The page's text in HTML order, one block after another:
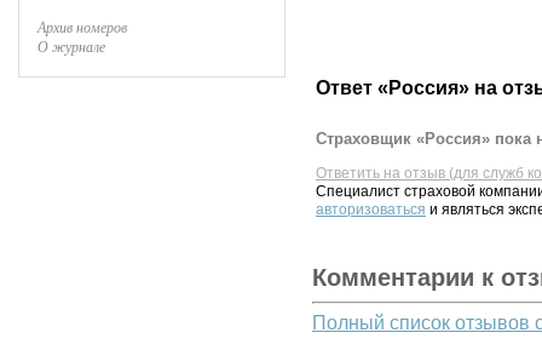
Архив номеров
О журнале
Ответ «Россия» на
Страховщик «Россия» пока
Ответить на отзыв (для служб
Специалист страховой
авторизоваться и являться
Комментарии к
Полный список отзывов